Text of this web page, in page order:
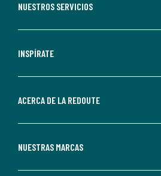
NUESTROS SERVICIOS
INSPÍRATE
ACERCA DE LA REDOUTE
NUESTRAS MARCAS